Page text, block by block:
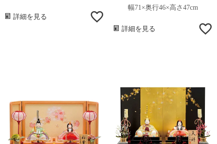
詳細を見る
幅71×奥行46×高さ47cm
詳細を見る